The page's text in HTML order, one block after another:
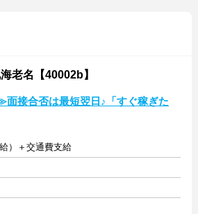
老名【40002b】
接合否は最短翌日♪「すぐ稼ぎた
）＋交通費支給